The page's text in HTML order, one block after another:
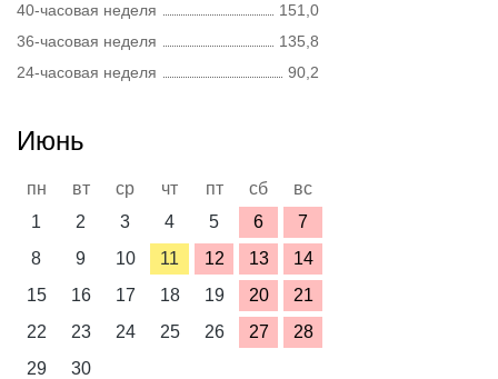
40-часовая неделя
151,0
36-часовая неделя
135,8
24-часовая неделя
90,2
Июнь
пн вт ср чт пт сб
вс
1
2 3 4 5 6
7
8
9 10 11 12 13
14
15
16 17 18 19 20
21
22
23 24 25 26 27
28
29
30